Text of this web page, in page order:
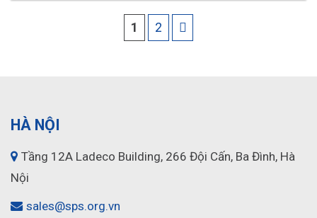
nhận HACCP cho thấy mức độ quan trọng của chúng
1 2
HÀ NỘI
Tầng 12A Ladeco Building, 266 Đội Cấn, Ba Đình, Hà
Nội
sales@sps.org.vn